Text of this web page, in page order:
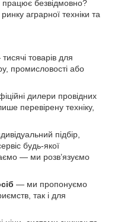
безвідмовно?
аграрної техніки та
товарів для
промисловості або
дилери провідних
перевірену техніку,
підбір,
будь-якої
— ми розв’язуємо
— ми пропонуємо
так і для